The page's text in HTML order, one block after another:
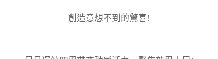
創造意想不到的驚喜!